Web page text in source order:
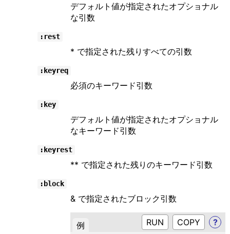
デフォルト値が指定されたオプショナル
な引数
:rest
* で指定された残りすべての引数
:keyreq
必須のキーワード引数
:key
デフォルト値が指定されたオプショナル
なキーワード引数
:keyrest
** で指定された残りのキーワード引数
:block
& で指定されたブロック引数
例 RUN ?